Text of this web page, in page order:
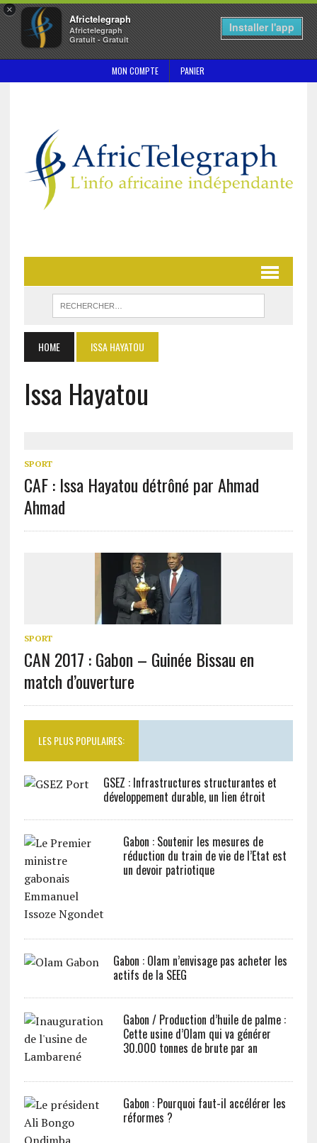
×
Africtelegraph
Africtelegraph
Gratuit - Gratuit
Installer l'app
MON COMPTE PANIER
HOME ISSA HAYATOU
Issa Hayatou
SPORT
CAF : Issa Hayatou détrôné par Ahmad
Ahmad
SPORT
CAN 2017 : Gabon – Guinée Bissau en
match d’ouverture
LES PLUS POPULAIRES:
GSEZ : Infrastructures structurantes et
développement durable, un lien étroit
Gabon : Soutenir les mesures de
réduction du train de vie de l’Etat est
un devoir patriotique
Gabon : Olam n’envisage pas acheter les
actifs de la SEEG
Gabon / Production d’huile de palme :
Cette usine d’Olam qui va générer
30.000 tonnes de brute par an
Gabon : Pourquoi faut-il accélérer les
réformes ?